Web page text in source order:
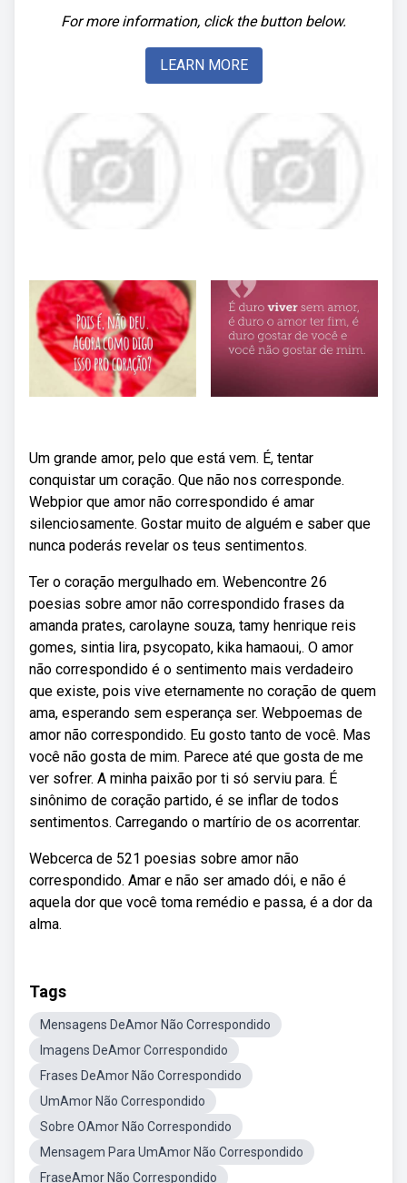
For more information, click the button below.
LEARN MORE
Um grande amor, pelo que está vem. É, tentar
conquistar um coração. Que não nos corresponde.
Webpior que amor não correspondido é amar
silenciosamente. Gostar muito de alguém e saber que
nunca poderás revelar os teus sentimentos.
Ter o coração mergulhado em. Webencontre 26
poesias sobre amor não correspondido frases da
amanda prates, carolayne souza, tamy henrique reis
gomes, sintia lira, psycopato, kika hamaoui,. O amor
não correspondido é o sentimento mais verdadeiro
que existe, pois vive eternamente no coração de quem
ama, esperando sem esperança ser. Webpoemas de
amor não correspondido. Eu gosto tanto de você. Mas
você não gosta de mim. Parece até que gosta de me
ver sofrer. A minha paixão por ti só serviu para. É
sinônimo de coração partido, é se inflar de todos
sentimentos. Carregando o martírio de os acorrentar.
Webcerca de 521 poesias sobre amor não
correspondido. Amar e não ser amado dói, e não é
aquela dor que você toma remédio e passa, é a dor da
alma.
Tags
Mensagens DeAmor Não Correspondido
Imagens DeAmor Correspondido
Frases DeAmor Não Correspondido
UmAmor Não Correspondido
Sobre OAmor Não Correspondido
Mensagem Para UmAmor Não Correspondido
FraseAmor Não Correspondido